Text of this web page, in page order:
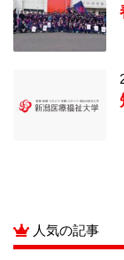
人気の記事